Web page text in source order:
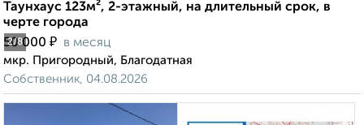
2/8
Таунхаус 123м², 2-этажный, на длительный срок, в
черте города
50 000 ₽ в месяц
мкр. Пригородный, Благодатная
Собственник, 04.08.2026